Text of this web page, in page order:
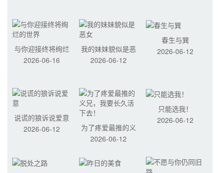
与你迎接终将绚烂
的世界
2026-06-16
我的妹妹貌似是恶
女
2026-06-12
春生与巽
2026-06-12
说谎的狼诉说爱意
2026-06-12
为了疼爱最推的义
兄，我要长久活下
2026-06-12
只能选我！
2026-06-12